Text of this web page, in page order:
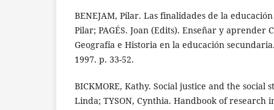
BENEJAM, Pilar. Las finalidades de la
Pilar; PAGÉS. Joan (Edits). Enseñar y aprender
Geografía e Historia en la educación
1997. p. 33-52.
BICKMORE, Kathy. Social justice and the social
Linda; TYSON, Cynthia. Handbook of research